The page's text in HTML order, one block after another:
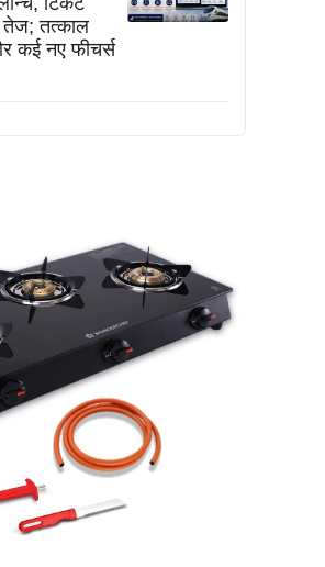
तेज; तत्काल
कई नए फीचर्स